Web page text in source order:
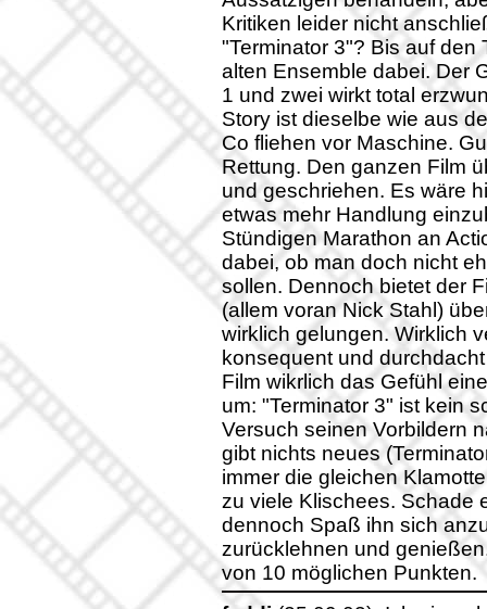
Kritiken leider nicht
"Terminator 3"? Bis auf den
alten Ensemble dabei. Der
1 und zwei wirkt total
Story ist dieselbe wie aus
Co fliehen vor Maschine.
Rettung. Den ganzen Film
und geschriehen. Es wäre
etwas mehr Handlung
Stündigen Marathon an
dabei, ob man doch nicht
sollen. Dennoch bietet der
(allem voran Nick Stahl)
wirklich gelungen. Wirklich
konsequent und
Film wikrlich das Gefühl
um: "Terminator 3" ist kein
Versuch seinen Vorbildern
gibt nichts neues
immer die gleichen
zu viele Klischees. Schade
dennoch Spaß ihn sich
zurücklehnen und
von 10 möglichen Punkten.